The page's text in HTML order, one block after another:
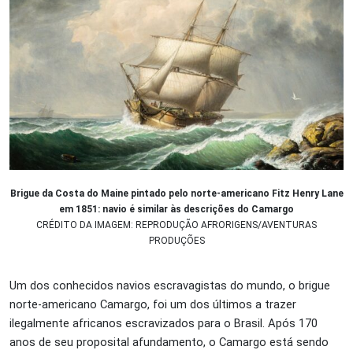
Brigue da Costa do Maine pintado pelo norte-americano Fitz Henry Lane
em 1851: navio é similar às descrições do Camargo
CRÉDITO DA IMAGEM: REPRODUÇÃO AFRORIGENS/AVENTURAS
PRODUÇÕES
Um dos conhecidos navios escravagistas do mundo, o brigue
norte-americano Camargo, foi um dos últimos a trazer
ilegalmente africanos escravizados para o Brasil. Após 170
anos de seu proposital afundamento, o Camargo está sendo